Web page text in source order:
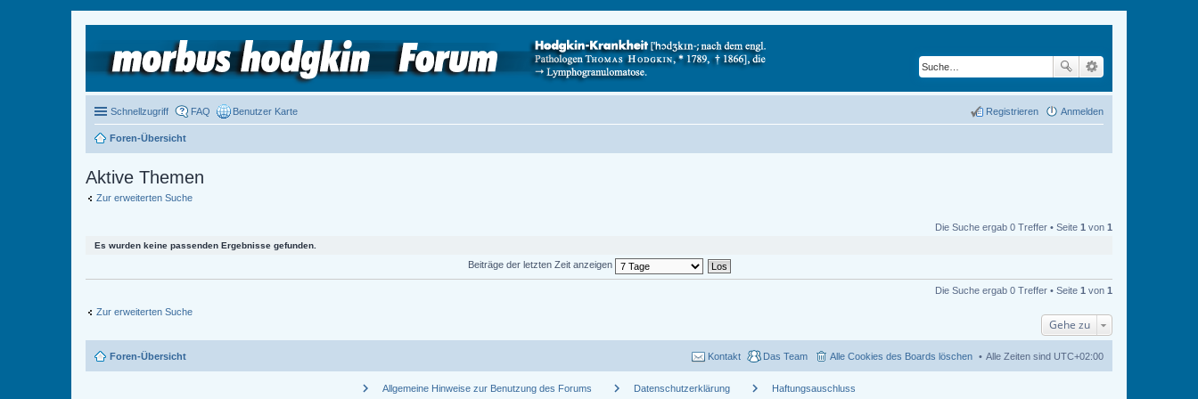
Schnellzugriff FAQ Benutzer Karte Anmelden
Registrieren
Foren-Übersicht
Aktive Themen
Zur erweiterten Suche
Die Suche ergab 0 Treffer • Seite 1 von 1
Es wurden keine passenden Ergebnisse gefunden.
Beiträge der letzten Zeit anzeigen
Die Suche ergab 0 Treffer • Seite 1 von 1
Zur erweiterten Suche
Gehe zu
Foren-Übersicht Alle Zeiten sind UTC+02:00
Alle Cookies des Boards löschen
Das Team
Kontakt
chevron_right Allgemeine Hinweise zur Benutzung des Forums chevron_right Datenschutzerklärung chevron_right Haftungsauschluss